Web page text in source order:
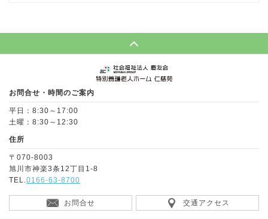
お問合せ・時間のご案内
平日：8:30～17:00
土曜：8:30～12:30
住所
〒070-8003
旭川市神楽3条12丁目1-8
TEL.0166-63-8700
お問合せ 交通アクセス